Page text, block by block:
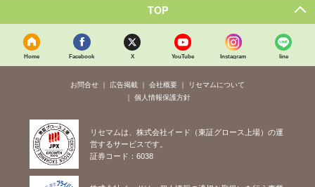
TOP
Home Facebook X YouTube Instagram line
お問合せ 広告掲載 会社概要
リセマムについて
個人情報保護方針
リセマムは、株式会社イード（東証グロース上場）の運
営するサービスです。
証券コード：6038